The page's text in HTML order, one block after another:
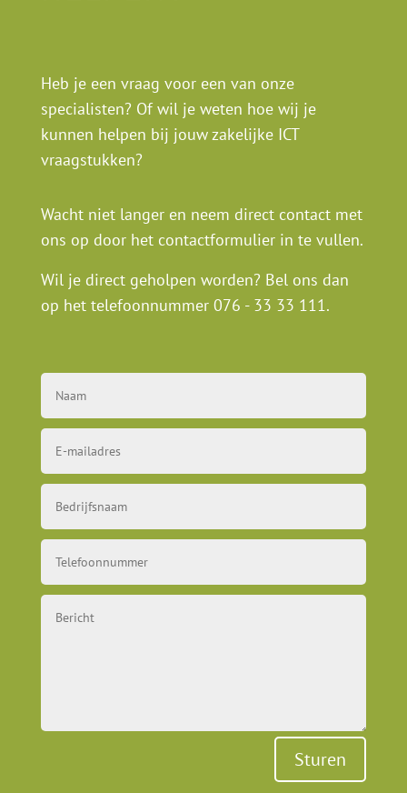
Heb je een vraag voor een van onze
specialisten? Of wil je weten hoe wij je
kunnen helpen bij jouw zakelijke ICT
vraagstukken?
Wacht niet langer en neem direct contact met
ons op door het contactformulier in te vullen.
Wil je direct geholpen worden? Bel ons dan
op het telefoonnummer 076 - 33 33 111.
Sturen